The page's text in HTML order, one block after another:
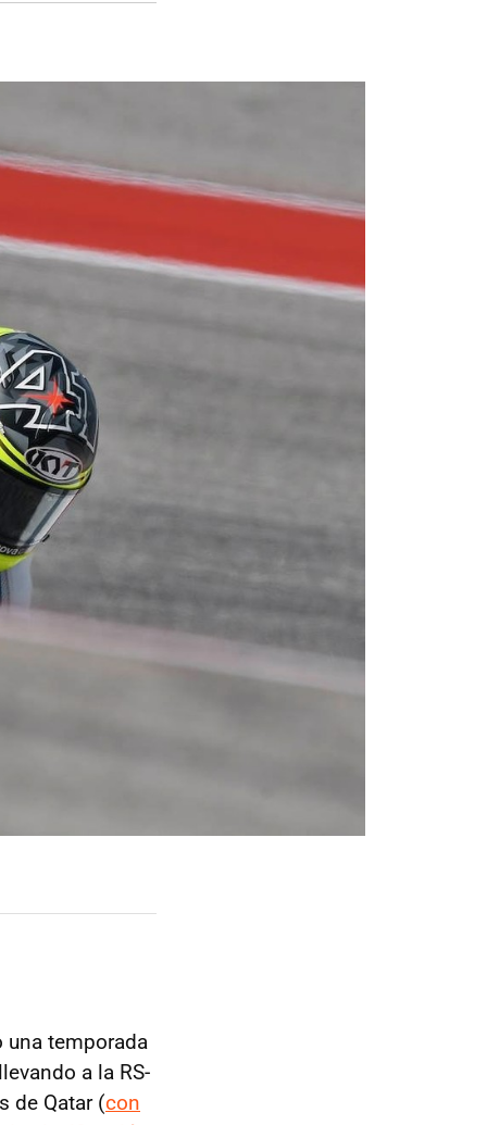
una temporada
a la RS-
de Qatar (con